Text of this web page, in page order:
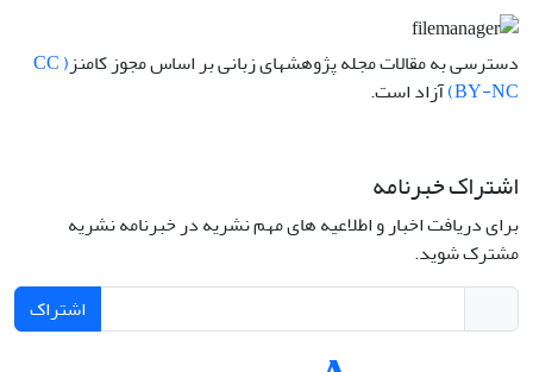
دسترسی به مقالات مجله پژوهشهای زبانی بر اساس مجوز کامنز ( CC
BY-NC) آزاد است.
اشتراک خبرنامه
برای دریافت اخبار و اطلاعیه های مهم نشریه در خبرنامه نشریه
مشترک شوید.
اشتراک